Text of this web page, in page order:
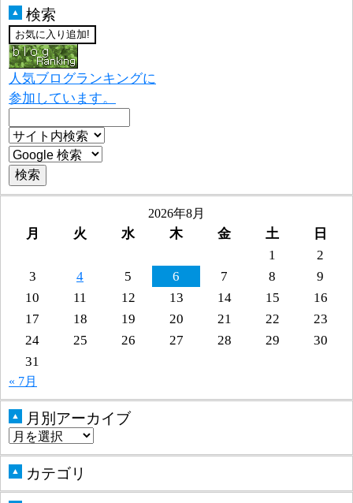
▲ 検索
人気ブログランキングに
参加しています。
2026年8月
月 火 水 木 金 土
日
1
2
3
4 5 6 7 8
9
10
11 12 13 14 15
16
17
18 19 20 21 22
23
24
25 26 27 28 29
30
31
« 7月
▲ 月別アーカイブ
▲ カテゴリ